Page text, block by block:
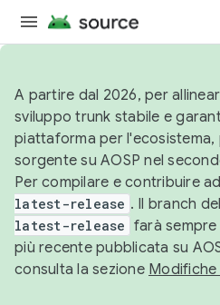
A partire dal 2026, per
sviluppo trunk stabile e
piattaforma per
sorgente su AOSP nel
Per compilare e contribuire
latest-release . Il branch
latest-release farà
più recente pubblicata su
consulta la sezione Modifiche